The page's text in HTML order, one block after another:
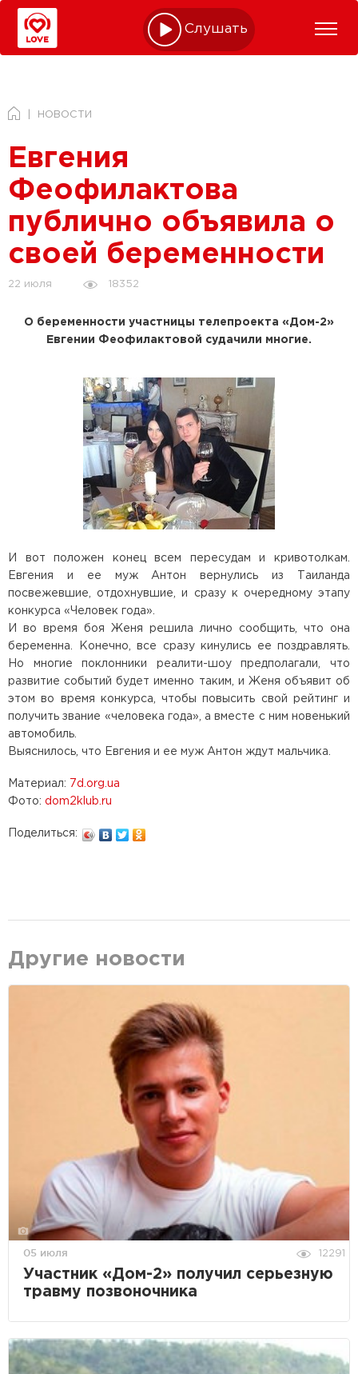
Слушать online
НОВОСТИ
Евгения
Феофилактова
публично объявила о
своей беременности
22 июля 18352
О беременности участницы телепроекта «Дом-2»
Евгении Феофилактовой судачили многие.
И вот положен конец всем пересудам и кривотолкам.
Евгения и ее муж Антон вернулись из Таиланда
посвежевшие, отдохнувшие, и сразу к очередному этапу
конкурса «Человек года».
И во время боя Женя решила лично сообщить, что она
беременна. Конечно, все сразу кинулись ее поздравлять.
Но многие поклонники реалити-шоу предполагали, что
развитие событий будет именно таким, и Женя объявит об
этом во время конкурса, чтобы повысить свой рейтинг и
получить звание «человека года», а вместе с ним новенький
автомобиль.
Выяснилось, что Евгения и ее муж Антон ждут мальчика.
Материал: 7d.org.ua
Фото: dom2klub.ru
Поделиться:
Другие новости
05 июля 12291
Участник «Дом-2» получил серьезную
травму позвоночника